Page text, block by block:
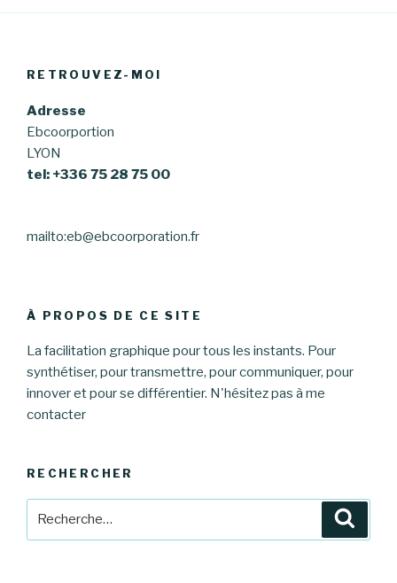
RETROUVEZ-MOI
Adresse
Ebcoorportion
LYON
tel: +336 75 28 75 00
mailto:eb@ebcoorporation.fr
À PROPOS DE CE SITE
La facilitation graphique pour tous les instants. Pour
synthétiser, pour transmettre, pour communiquer, pour
innover et pour se différentier. N'hésitez pas à me
contacter
RECHERCHER